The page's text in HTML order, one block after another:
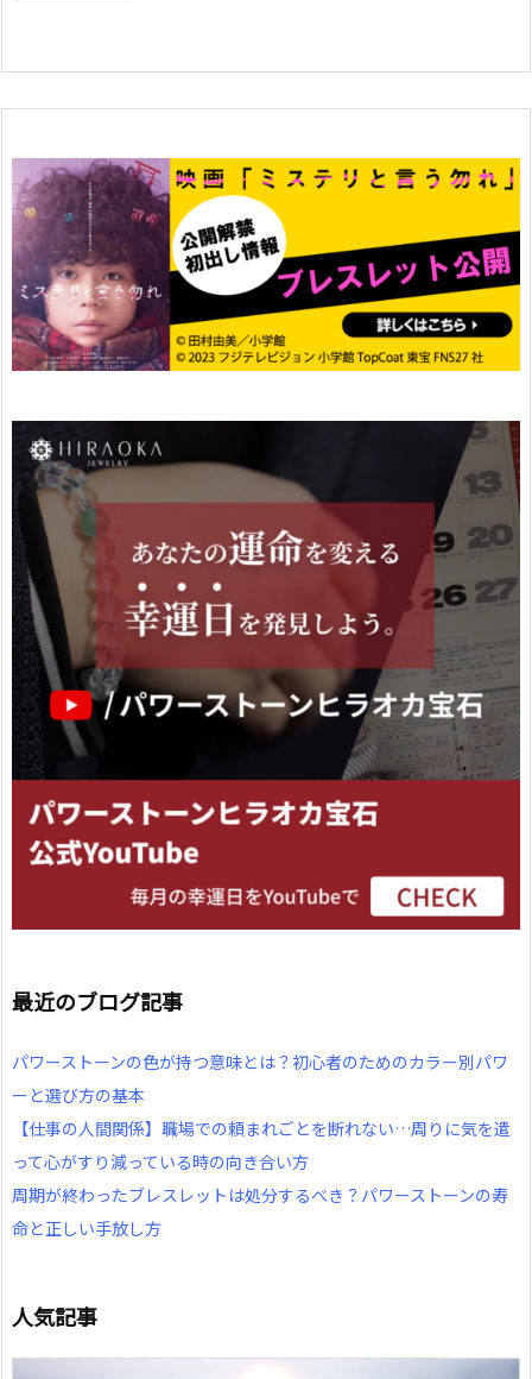
最近のブログ記事
パワーストーンの色が持つ意味とは？初心者のためのカラー別パワ
ーと選び方の基本
【仕事の人間関係】職場での頼まれごとを断れない…周りに気を遣
って心がすり減っている時の向き合い方
周期が終わったブレスレットは処分するべき？パワーストーンの寿
命と正しい手放し方
人気記事